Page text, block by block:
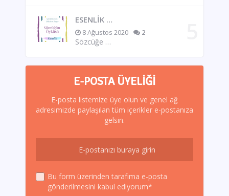
ESENLİK …
8 Ağustos 2020 2
Sözcüğe …
E-POSTA ÜYELIĞI
E-posta listemize üye olun ve genel ağ
adresimizde paylaşılan tüm içerikler e-postanıza
gelsin.
Bu form üzerinden tarafıma e-posta
gönderilmesini kabul ediyorum*